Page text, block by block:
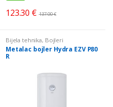
123.30 € 137.00€
Bijela tehnika, Bojleri
Metalac bojler Hydra EZV P80
R